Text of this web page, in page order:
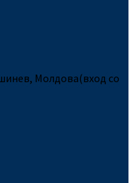
Молдова(вход со